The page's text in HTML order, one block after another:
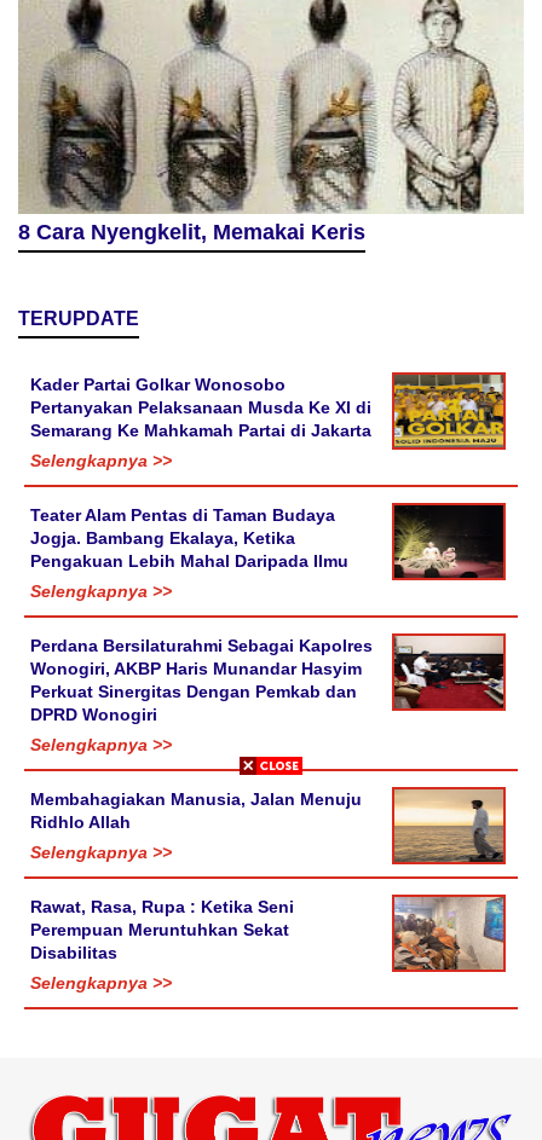
8 Cara Nyengkelit, Memakai Keris
TERUPDATE
Kader Partai Golkar Wonosobo
Pertanyakan Pelaksanaan Musda Ke XI di
Semarang Ke Mahkamah Partai di Jakarta
Selengkapnya >>
Teater Alam Pentas di Taman Budaya
Jogja. Bambang Ekalaya, Ketika
Pengakuan Lebih Mahal Daripada Ilmu
Selengkapnya >>
Perdana Bersilaturahmi Sebagai Kapolres
Wonogiri, AKBP Haris Munandar Hasyim
Perkuat Sinergitas Dengan Pemkab dan
DPRD Wonogiri
Selengkapnya >>
Membahagiakan Manusia, Jalan Menuju
Ridhlo Allah
Selengkapnya >>
Rawat, Rasa, Rupa : Ketika Seni
Perempuan Meruntuhkan Sekat
Disabilitas
Selengkapnya >>